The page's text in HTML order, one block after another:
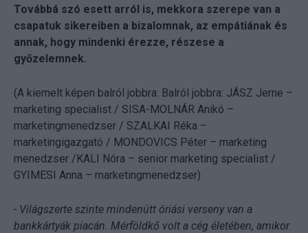
Továbbá szó esett arról is, mekkora szerepe van a
csapatuk sikereiben a bizalomnak, az empátiának és
annak, hogy mindenki érezze, részese a
győzelemnek.
(A kiemelt képen balról jobbra: Balról jobbra: JÁSZ Jerne –
marketing specialist / SISA-MOLNÁR Anikó –
marketingmenedzser / SZALKAI Réka –
marketingigazgató / MONDOVICS Péter – marketing
menedzser /KALI Nóra – senior marketing specialist /
GYIMESI Anna – marketingmenedzser)
- Világszerte szinte mindenütt óriási verseny van a
bankkártyák piacán. Mérföldkő volt a cég életében, amikor